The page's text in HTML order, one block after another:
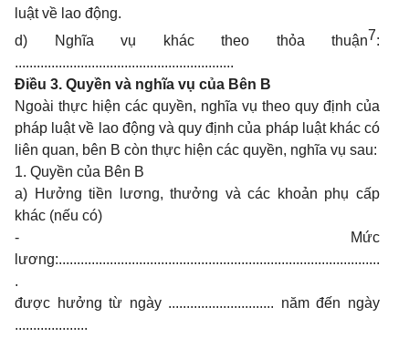
luật về lao động.
d) Nghĩa vụ khác theo thỏa thuận7:
............................................................
Điều 3. Quyền và nghĩa vụ của Bên B
Ngoài thực hiện các quyền, nghĩa vụ theo quy định của
pháp luật về lao động và quy định của pháp luật khác có
liên quan, bên B còn thực hiện các quyền, nghĩa vụ sau:
1. Quyền của Bên B
a) Hưởng tiền lương, thưởng và các khoản phụ cấp
khác (nếu có)
- Mức
lương:........................................................................................
.
được hưởng từ ngày ............................. năm đến ngày
....................